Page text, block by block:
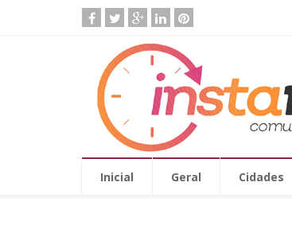
Inicial Geral Cidades